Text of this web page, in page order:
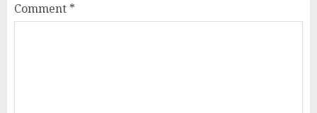
Comment *